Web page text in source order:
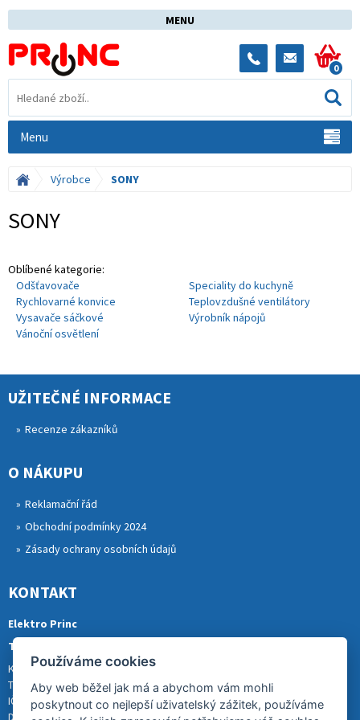
MENU
0
Menu
Výrobce SONY
SONY
Oblíbené kategorie:
Odšťavovače
Speciality do kuchyně
Rychlovarné konvice
Teplovzdušné ventilátory
Vysavače sáčkové
Výrobník nápojů
Vánoční osvětlení
UŽITEČNÉ INFORMACE
Recenze zákazníků
O NÁKUPU
Reklamační řád
Obchodní podmínky 2024
Zásady ochrany osobních údajů
KONTAKT
Elektro Princ
Tomáš Princ
Krkonošská 290, 46841 TANVALD
Tel.: 773 880 988
IČ: 01153731
DIČ: CZ8007202522
Používáme cookies
Aby web běžel jak má a abychom vám mohli
poskytnout co nejlepší uživatelský zážitek, používáme